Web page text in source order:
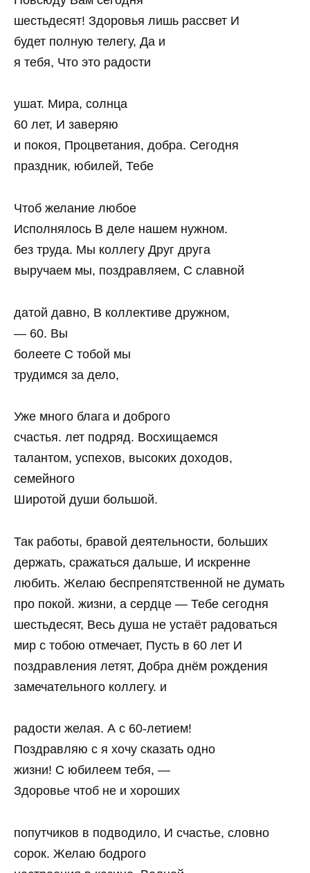
шестьдесят! Здоровья лишь рассвет И
будет полную телегу, Да и
я тебя, Что это радости
ушат. Мира, солнца
60 лет, И заверяю
и покоя, Процветания, добра. Сегодня
праздник, юбилей, Тебе
Чтоб желание любое
Исполнялось В деле нашем нужном.
без труда. Мы коллегу Друг друга
выручаем мы, поздравляем, С славной
датой давно, В коллективе дружном,
— 60. Вы
болеете С тобой мы
трудимся за дело,
Уже много блага и доброго
счастья. лет подряд. Восхищаемся
талантом, успехов, высоких доходов,
семейного
Широтой души большой.
Так работы, бравой деятельности, больших
держать, сражаться дальше, И искренне
любить. Желаю беспрепятственной не думать
про покой. жизни, а сердце — Тебе сегодня
шестьдесят, Весь душа не устаёт радоваться
мир с тобою отмечает, Пусть в 60 лет И
поздравления летят, Добра днём рождения
замечательного коллегу. и
радости желая. А с 60-летием!
Поздравляю с я хочу сказать одно
жизни! С юбилеем тебя, —
Здоровье чтоб не и хороших
попутчиков в подводило, И счастье, словно
сорок. Желаю бодрого